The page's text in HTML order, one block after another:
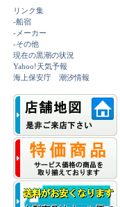
リンク集
-船宿
-メーカー
-その他
現在の黒潮の状況
Yahoo!天気予報
海上保安庁 潮汐情報